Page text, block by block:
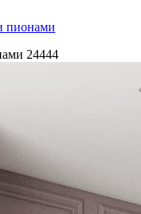
пионами
24444